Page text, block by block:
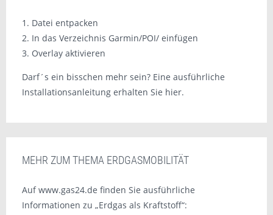
1. Datei entpacken
2. In das Verzeichnis Garmin/POI/ einfügen
3. Overlay aktivieren
Darf´s ein bisschen mehr sein? Eine ausführliche
Installationsanleitung erhalten Sie hier.
MEHR ZUM THEMA ERDGASMOBILITÄT
Auf www.gas24.de finden Sie ausführliche
Informationen zu „Erdgas als Kraftstoff“: